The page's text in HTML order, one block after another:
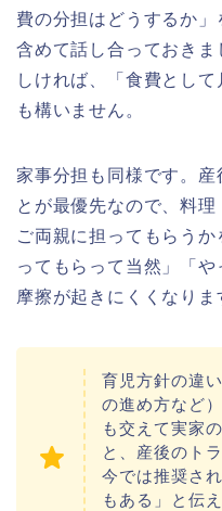
費の分担はどうするか
含めて話し合っておき
しければ、「食費とし
も構いません。
家事分担も同様です。産
とが最優先なので、料
ご両親に担ってもらう
ってもらって当然」「
摩擦が起きにくくなりま
育児方針の違
の進め方など
も交えて実家
と、産後のト
今では推奨さ
もある」と伝